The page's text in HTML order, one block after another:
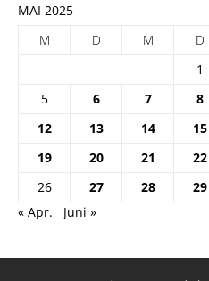
MAI 2025
M
D M D
1
5
6 7 8
12
13 14 15
19
20 21 22
26
27 28 29
« Apr.
Juni »